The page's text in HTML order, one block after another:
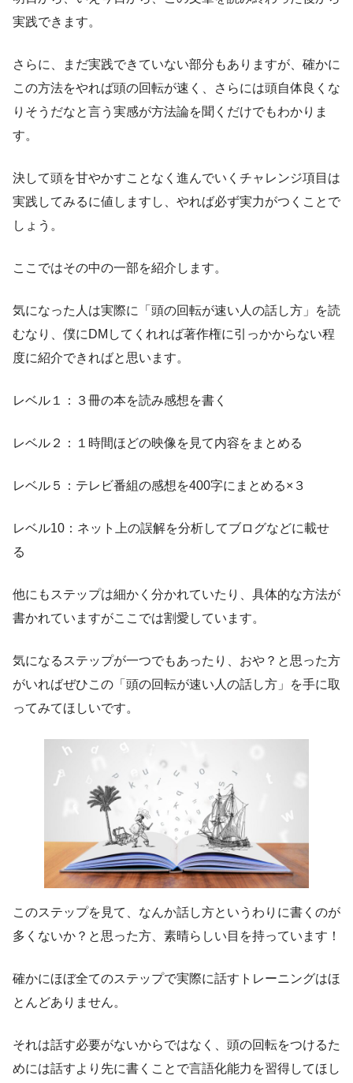
実践できます。
さらに、まだ実践できていない部分もありますが、確かに
この方法をやれば頭の回転が速く、さらには頭自体良くな
りそうだなと言う実感が方法論を聞くだけでもわかりま
す。
決して頭を甘やかすことなく進んでいくチャレンジ項目は
実践してみるに値しますし、やれば必ず実力がつくことで
しょう。
ここではその中の一部を紹介します。
気になった人は実際に「頭の回転が速い人の話し方」を読
むなり、僕にDMしてくれれば著作権に引っかからない程
度に紹介できればと思います。
レベル１：３冊の本を読み感想を書く
レベル２：１時間ほどの映像を見て内容をまとめる
レベル５：テレビ番組の感想を400字にまとめる×３
レベル10：ネット上の誤解を分析してブログなどに載せ
る
他にもステップは細かく分かれていたり、具体的な方法が
書かれていますがここでは割愛しています。
気になるステップが一つでもあったり、おや？と思った方
がいればぜひこの「頭の回転が速い人の話し方」を手に取
ってみてほしいです。
このステップを見て、 なんか話し方というわりに書くのが
多くないか？ と思った方、素晴らしい目を持っています！
確かにほぼ全てのステップで実際に話すトレーニングはほ
とんどありません。
それは話す必要がないからではなく、 頭の回転をつけるた
めには話すより先に書くことで言語化能力を習得してほし